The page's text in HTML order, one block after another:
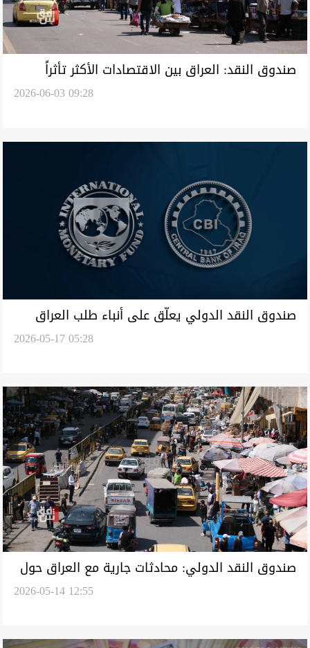
صندوق النقد: العراق بين الاقتصادات الأكثر تأثراً
2026-06-03 09:28
صندوق النقد الدولي يعلّق على أنباء طلب العراق
2026-05-17 05:28
صندوق النقد الدولي: محادثات جارية مع العراق حول
2026-05-14 12:55